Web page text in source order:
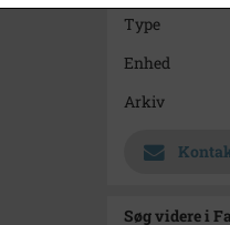
Type
Enhed
Arkiv
Søg videre i